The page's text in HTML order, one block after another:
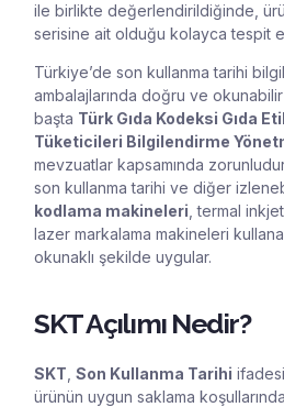
ile birlikte değerlendirildiğinde,
serisine ait olduğu kolayca tespit
Türkiye’de son kullanma tarihi
ambalajlarında doğru ve okunabilir
başta Türk Gıda Kodeksi Gıda
Tüketicileri Bilgilendirme
mevzuatlar kapsamında
son kullanma tarihi ve diğer
kodlama makineleri , termal
lazer markalama makineleri
okunaklı şekilde uygular.
SKT Açılımı Nedir?
SKT Son Kullanma Tarihi
ürünün uygun saklama